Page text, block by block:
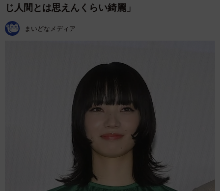
じ人間とは思えんくらい綺麗」
まいどなメディア